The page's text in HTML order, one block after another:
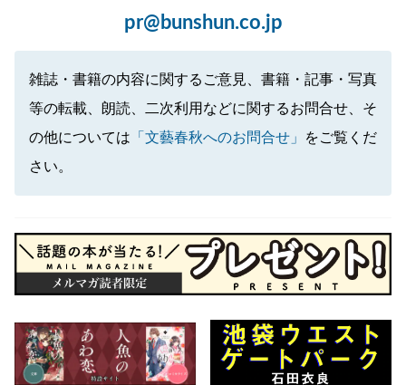
pr@bunshun.co.jp
雑誌・書籍の内容に関するご意見、書籍・記事・写真
等の転載、朗読、二次利用などに関するお問合せ、そ
の他については 「文藝春秋へのお問合せ」
をご覧くだ
さい。